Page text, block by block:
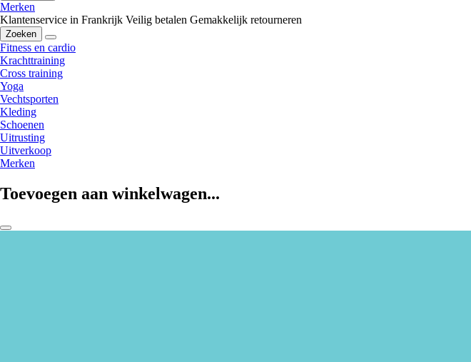
Merken
Klantenservice in Frankrijk Veilig betalen Gemakkelijk retourneren
Zoeken
Fitness en cardio
Krachttraining
Cross training
Yoga
Vechtsporten
Kleding
Schoenen
Uitrusting
Uitverkoop
Merken
Toevoegen aan winkelwagen...